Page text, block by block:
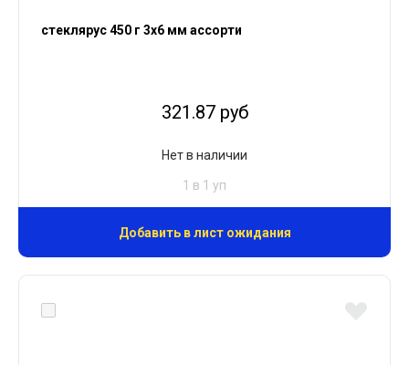
стеклярус 450 г 3х6 мм ассорти
321.87 руб
Нет в наличии
1 в 1 уп
Добавить в лист ожидания